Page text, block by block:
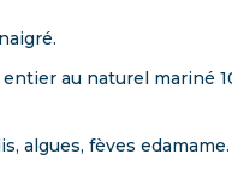
au naturel mariné
algues, fèves edamame.